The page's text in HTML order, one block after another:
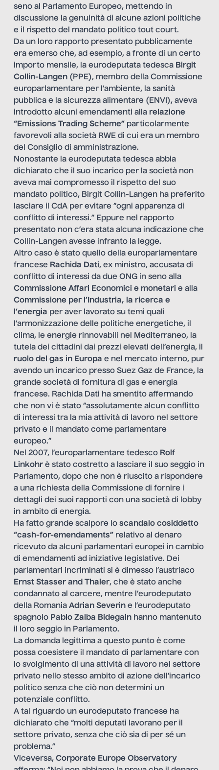
seno al Parlamento Europeo, mettendo in
discussione la genuinità di alcune azioni politiche
e il rispetto del mandato politico tout court.
Da un loro rapporto presentato pubblicamente
era emerso che, ad esempio, a fronte di un certo
importo mensile, la eurodeputata tedesca Birgit
Collin-Langen (PPE), membro della Commissione
europarlamentare per l’ambiente, la sanità
pubblica e la sicurezza alimentare (ENVI), aveva
introdotto alcuni emendamenti alla relazione
“Emissions Trading Scheme” particolarmente
favorevoli alla società RWE di cui era un membro
del Consiglio di amministrazione.
Nonostante la eurodeputata tedesca abbia
dichiarato che il suo incarico per la società non
aveva mai compromesso il rispetto del suo
mandato politico, Birgit Collin-Langen ha preferito
lasciare il CdA per evitare “ogni apparenza di
conflitto di interessi.” Eppure nel rapporto
presentato non c’era stata alcuna indicazione che
Collin-Langen avesse infranto la legge.
Altro caso è stato quello della europarlamentare
francese Rachida Dati, ex ministro, accusata di
conflitto di interessi da due ONG in seno alla
Commissione Affari Economici e monetari e alla
Commissione per l’Industria, la ricerca e
l’energia per aver lavorato su temi quali
l’armonizzazione delle politiche energetiche, il
clima, le energie rinnovabili nel Mediterraneo, la
tutela dei cittadini dai prezzi elevati dell’energia, il
ruolo del gas in Europa e nel mercato interno, pur
avendo un incarico presso Suez Gaz de France, la
grande società di fornitura di gas e energia
francese. Rachida Dati ha smentito affermando
che non vi è stato “assolutamente alcun conflitto
di interessi tra la mia attività di lavoro nel settore
privato e il mandato come parlamentare
europeo.”
Nel 2007, l’europarlamentare tedesco Rolf
Linkohrè stato costretto a lasciare il suo seggio in
Parlamento, dopo che non è riuscito a rispondere
a una richiesta della Commissione di fornire i
dettagli dei suoi rapporti con una società di lobby
in ambito di energia.
Ha fatto grande scalpore lo scandalo cosiddetto
“cash-for-emendaments” relativo al denaro
ricevuto da alcuni parlamentari europei in cambio
di emendamenti ad iniziative legislative. Dei
parlamentari incriminati si è dimesso l’austriaco
Ernst Stasser and Thaler, che è stato anche
condannato al carcere, mentre l’eurodeputato
della Romania Adrian Severin e l’eurodeputato
spagnolo Pablo Zalba Bidegain hanno mantenuto
il loro seggio in Parlamento.
La domanda legittima a questo punto è come
possa coesistere il mandato di parlamentare con
lo svolgimento di una attività di lavoro nel settore
privato nello stesso ambito di azione dell’incarico
politico senza che ciò non determini un
potenziale conflitto.
A tal riguardo un eurodeputato francese ha
dichiarato che “molti deputati lavorano per il
settore privato, senza che ciò sia di per sé un
problema.”
Viceversa, Corporate Europe Observatory